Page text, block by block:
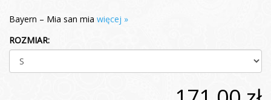
Bayern – Mia san mia więcej »
ROZMIAR: